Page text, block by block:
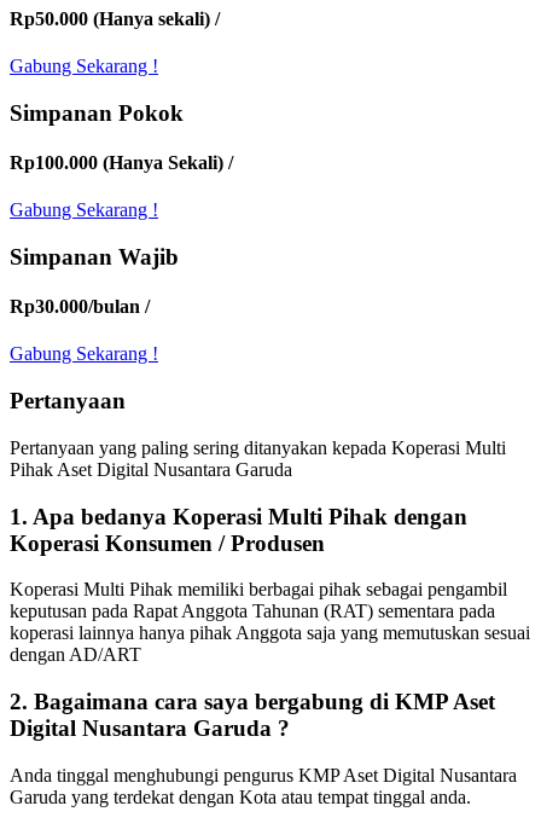
Rp50.000 (Hanya sekali) /
Gabung Sekarang !
Simpanan Pokok
Rp100.000 (Hanya Sekali) /
Gabung Sekarang !
Simpanan Wajib
Rp30.000/bulan /
Gabung Sekarang !
Pertanyaan
Pertanyaan yang paling sering ditanyakan kepada Koperasi Multi
Pihak Aset Digital Nusantara Garuda
1. Apa bedanya Koperasi Multi Pihak dengan
Koperasi Konsumen / Produsen
Koperasi Multi Pihak memiliki berbagai pihak sebagai pengambil
keputusan pada Rapat Anggota Tahunan (RAT) sementara pada
koperasi lainnya hanya pihak Anggota saja yang memutuskan sesuai
dengan AD/ART
2. Bagaimana cara saya bergabung di KMP Aset
Digital Nusantara Garuda ?
Anda tinggal menghubungi pengurus KMP Aset Digital Nusantara
Garuda yang terdekat dengan Kota atau tempat tinggal anda.